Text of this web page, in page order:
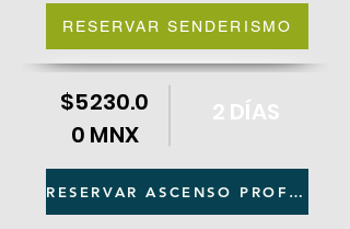
RESERVAR SENDERISMO
$5230.0
0 MNX
2 DÍAS
RESERVAR ASCENSO PROFESIONAL